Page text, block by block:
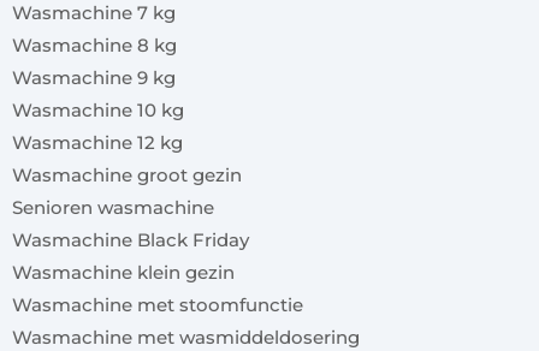
Wasmachine 7 kg
Wasmachine 8 kg
Wasmachine 9 kg
Wasmachine 10 kg
Wasmachine 12 kg
Wasmachine groot gezin
Senioren wasmachine
Wasmachine Black Friday
Wasmachine klein gezin
Wasmachine met stoomfunctie
Wasmachine met wasmiddeldosering